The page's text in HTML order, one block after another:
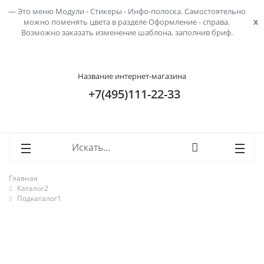
Это меню Модули - Стикеры - Инфо-полоска. Самостоятельно
можно поменять цвета в разделе Оформление - справа.
Возможно заказать изменение шаблона,заполнив бриф.
x
Название интернет-магазина
+7(495)111-22-33
Главная
Каталог2
Подкаталог1